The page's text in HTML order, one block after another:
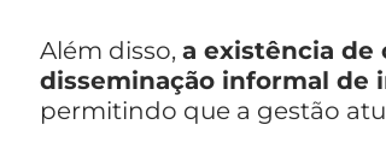
Além disso, a existência de
disseminação informal de
permitindo que a gestão